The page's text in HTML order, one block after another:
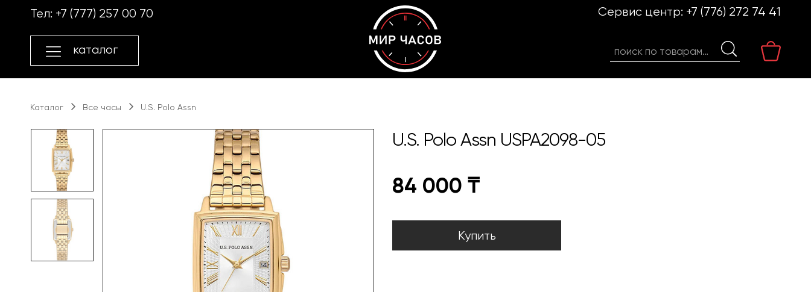
Перейти
навигации
Перейти
содержимому
Тел: +7 (777) 257 00 70
каталог
Сервис центр: +7 (776) 272 74 41
Каталог Все часы U.S. Polo Assn
U.S. Polo Assn USPA2098-05
84 000 ₸
Купить